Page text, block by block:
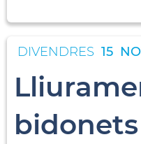
DIVENDRES 15